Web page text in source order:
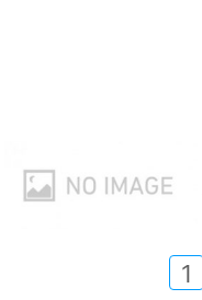
1